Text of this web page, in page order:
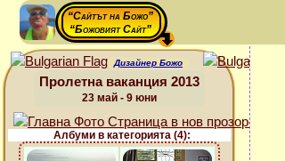
“Сайтът на Божо”
“Божовият Сайт”
Дизайнер Божо
Пролетна ваканция 2013
23 май - 9 юни
Албуми в категорията (4):